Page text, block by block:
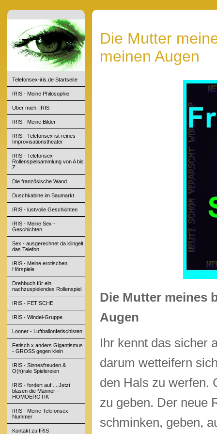
Telefonsex-iris.de Startseite
IRIS - Meine Philosophie
Über mich: IRIS
IRIS - Meine Bilder
IRIS - Telefonsex ist reines
Improvisationstheater
IRIS - Telefonsex-
Rollenspielsammlung von A bis
Z
Die französische Wand
Duschkabine im Baumarkt
IRIS - lustvolle Geschichten
IRIS - Meine Sex -
Geschichten
Sex - ausgerechnet da klingelt
das Telefon
IRIS - Meine erotischen
Hörspiele
Drehbuch für ein
nachzuspielendes Rollenspiel
IRIS - FETISCHE
IRIS - Windel-Gruppe
Looner - Luftballonfetischisten
Fetisch x anders Gigantismus
- GROSS gegen klein
IRIS - Sinnesfreuden &
O(h)rale Spielereien
IRIS - fordert auf ....Jetzt
blasen die Männer -
HOMOEROTIK
IRIS - Meine Telefonsex -
Nummer
Kontakt zu IRIS
Die Mutter
meinen Augen
Die Mutter meines
Augen
Ihr kennt das sicher
darum wetteifern
den Hals zu werfen.
zu geben. Der neue
schminken, geben,